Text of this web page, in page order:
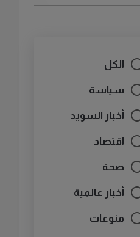
الكل
سياسة
أخبار السويد
اقتصاد
صحة
أخبار عالمية
منوعات